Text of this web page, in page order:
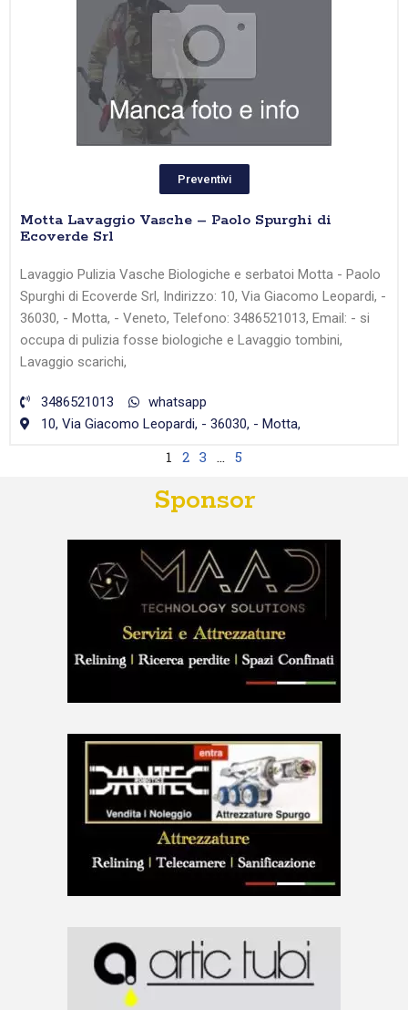
Preventivi
Motta Lavaggio Vasche – Paolo Spurghi di
Ecoverde Srl
Lavaggio Pulizia Vasche Biologiche e serbatoi Motta - Paolo
Spurghi di Ecoverde Srl, Indirizzo: 10, Via Giacomo Leopardi, -
36030, - Motta, - Veneto, Telefono: 3486521013, Email: - si
occupa di pulizia fosse biologiche e Lavaggio tombini,
Lavaggio scarichi,
3486521013
whatsapp
10, Via Giacomo Leopardi, - 36030, - Motta,
1 2 3 … 5
Sponsor